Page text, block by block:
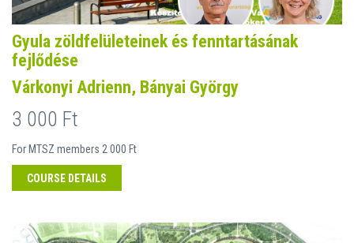
Gyula zöldfelületeinek és fenntartásának
fejlődése
Várkonyi Adrienn, Bányai György
3 000 Ft
For MTSZ members 2 000 Ft
COURSE DETAILS